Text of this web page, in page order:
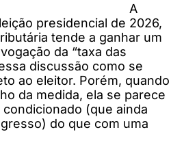
A
presidencial de 2026,
tende a ganhar um
da “taxa das
discussão como se
ao eleitor. Porém, quando
da medida, ela se parece
(que ainda
do que com uma